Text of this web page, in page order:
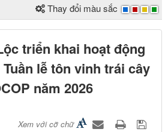
Thay đổi màu sắc
triển khai hoạt động
lễ tôn vinh trái cây
năm 2026
Xem với cỡ chữ